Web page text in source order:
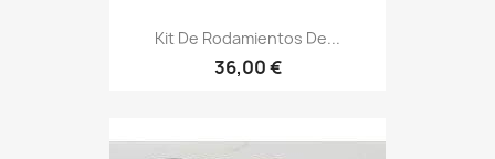
Kit De Rodamientos De...
36,00 €